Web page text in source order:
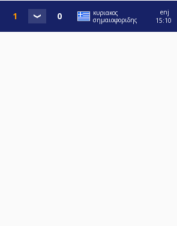
κυριακος
σημαιοφοριδης
enj
15:10